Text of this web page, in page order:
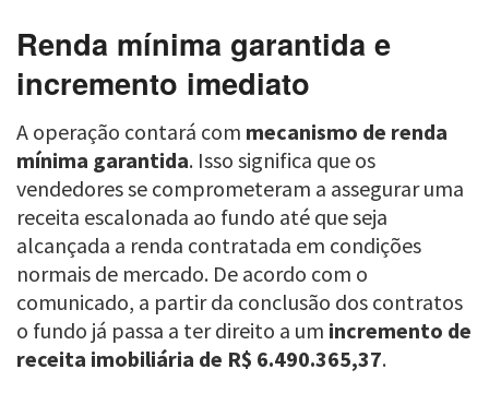
Renda mínima garantida e
incremento imediato
A operação contará com mecanismo de renda
mínima garantida. Isso significa que os
vendedores se comprometeram a assegurar uma
receita escalonada ao fundo até que seja
alcançada a renda contratada em condições
normais de mercado. De acordo com o
comunicado, a partir da conclusão dos contratos
o fundo já passa a ter direito a um incremento de
receita imobiliária de R$ 6.490.365,37.